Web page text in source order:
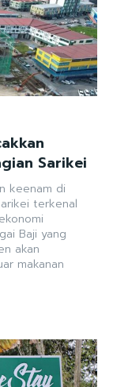
Sarikei
keenam di
terkenal
yang
akan
makanan